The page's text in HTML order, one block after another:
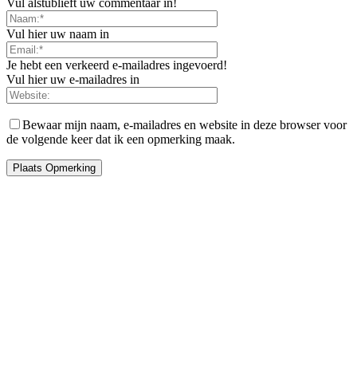
Vul hier uw naam in
Je hebt een verkeerd e-mailadres ingevoerd!
Vul hier uw e-mailadres in
Bewaar mijn naam, e-mailadres en website in deze browser voor
de volgende keer dat ik een opmerking maak.